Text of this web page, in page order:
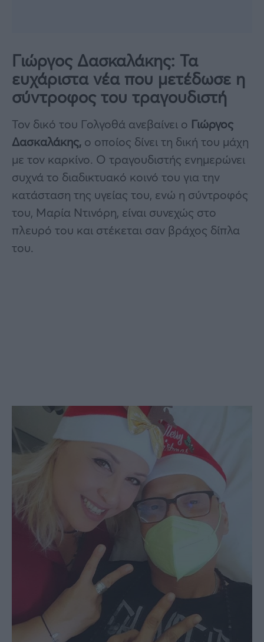
Γιώργος Δασκαλάκης: Τα
ευχάριστα νέα που μετέδωσε η
σύντροφος του τραγουδιστή
Τον δικό του Γολγοθά ανεβαίνει ο Γιώργος
Δασκαλάκης, ο οποίος δίνει τη δική του μάχη
με τον καρκίνο. Ο τραγουδιστής ενημερώνει
συχνά το διαδικτυακό κοινό του για την
κατάσταση της υγείας του, ενώ η σύντροφός
του, Μαρία Ντινόρη, είναι συνεχώς στο
πλευρό του και στέκεται σαν βράχος δίπλα
του.